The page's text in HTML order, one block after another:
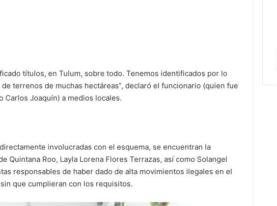
títulos, en Tulum, sobre todo. Tenemos identificados por lo
terrenos de muchas hectáreas”, declaró el funcionario (quien fue
Joaquín) a medios locales.
involucradas con el esquema, se encuentran la
Quintana Roo, Layla Lorena Flores Terrazas, así como Solangel
responsables de haber dado de alta movimientos ilegales en el
que cumplieran con los requisitos.